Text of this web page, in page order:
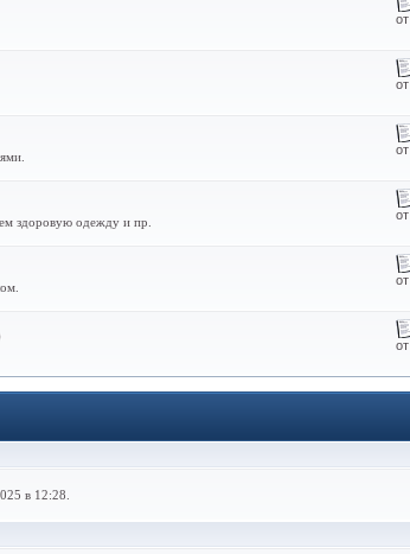
от
от
от
здоровую одежду и пр.
от
от
от
в 12:28.